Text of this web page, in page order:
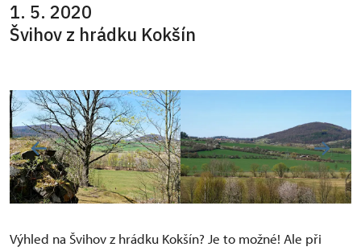
1. 5. 2020
Švihov z hrádku Kokšín
Výhled na Švihov z hrádku Kokšín? Je to možné! Ale při